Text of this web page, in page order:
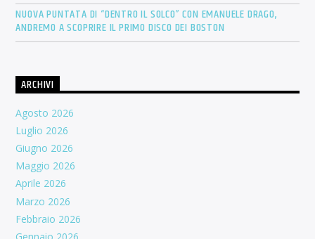
NUOVA PUNTATA DI “DENTRO IL SOLCO” CON EMANUELE DRAGO,
ANDREMO A SCOPRIRE IL PRIMO DISCO DEI BOSTON
ARCHIVI
Agosto 2026
Luglio 2026
Giugno 2026
Maggio 2026
Aprile 2026
Marzo 2026
Febbraio 2026